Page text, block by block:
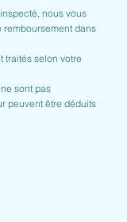
nous vous
remboursement dans
traités selon votre
sont pas
peuvent être déduits